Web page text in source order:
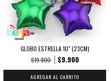
GLOBO ESTRELLA 10" (23CM)
$19.800
$9.900
AGREGAR AL CARRITO